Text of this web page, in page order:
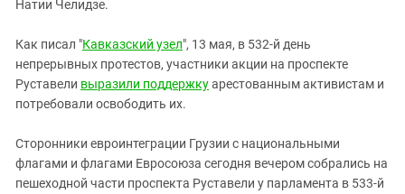
Российская Федерация
Ростовская область
Северная Осетия - Алания
Ставропольский край
Чечня
Натии Челидзе.
Как писал "Кавказский узел", 13 мая, в 532-й день
непрерывных протестов, участники акции на проспекте
Руставели выразили поддержкуарестованным активистам и
потребовали освободить их.
Сторонники евроинтеграции Грузии с национальными
флагами и флагами Евросоюза сегодня вечером собрались на
пешеходной части проспекта Руставели у парламента в 533-й